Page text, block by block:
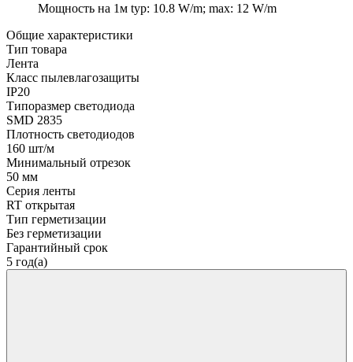
Мощность на 1м typ: 10.8 W/m; max: 12 W/m
Общие характеристики
Тип товара
Лента
Класс пылевлагозащиты
IP20
Типоразмер светодиода
SMD 2835
Плотность светодиодов
160 шт/м
Минимальный отрезок
50 мм
Серия ленты
RT открытая
Тип герметизации
Без герметизации
Гарантийный срок
5 год(а)